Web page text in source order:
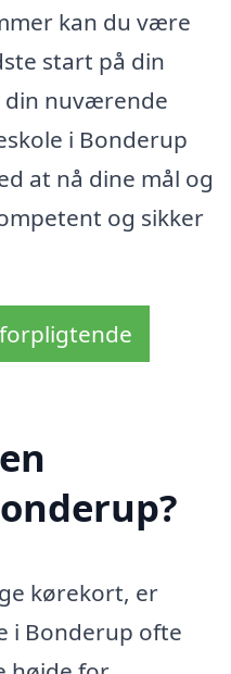
kan du være
start på din
din nuværende
i Bonderup
at nå dine mål og
og sikker
kørekort, er
i Bonderup ofte